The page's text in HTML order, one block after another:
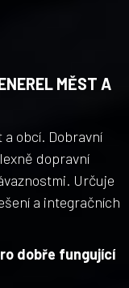
MĚST A
obcí. Dobravní
dopravní
Určuje
a integračních
dobře fungující